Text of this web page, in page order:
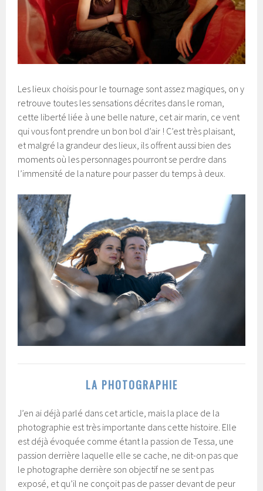
Les lieux choisis pour le tournage sont assez magiques, on y
retrouve toutes les sensations décrites dans le roman,
cette liberté liée à une belle nature, cet air marin, ce vent
qui vous font prendre un bon bol d’air ! C’est très plaisant,
et malgré la grandeur des lieux, ils offrent aussi bien des
moments où les personnages pourront se perdre dans
l’immensité de la nature pour passer du temps à deux.
LA PHOTOGRAPHIE
J’en ai déjà parlé dans cet article, mais la place de la
photographie est très importante dans cette histoire. Elle
est déjà évoquée comme étant la passion de Tessa, une
passion derrière laquelle elle se cache, ne dit-on pas que
le photographe derrière son objectif ne se sent pas
exposé, et qu’il ne conçoit pas de passer devant de peur